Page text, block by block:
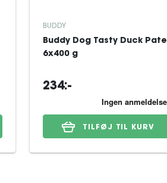
BUDDY
Buddy Dog Tasty Duck Pate
6x400 g
234:-
TILFØJ TIL KURV